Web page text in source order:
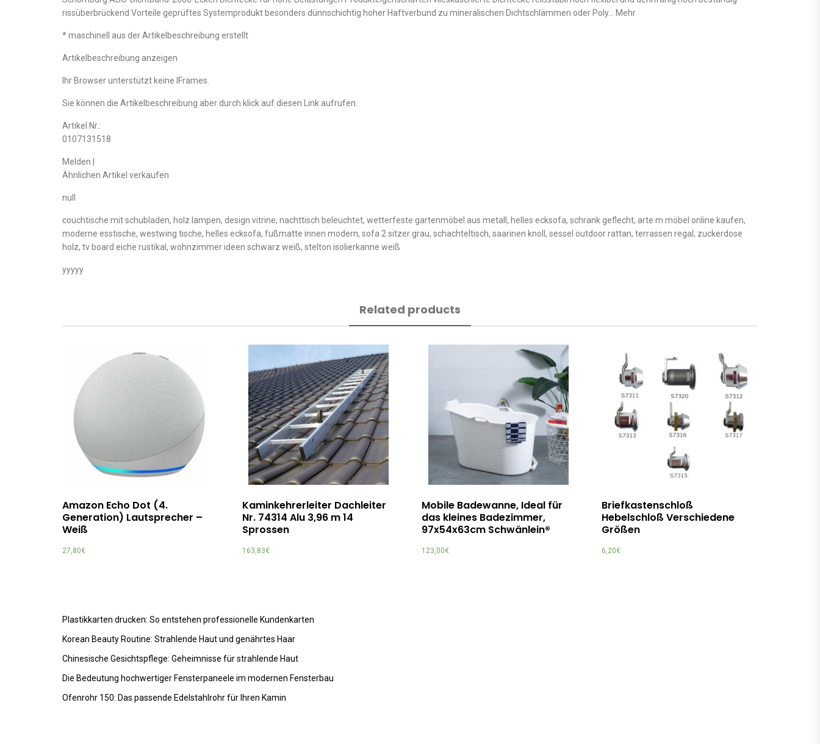
rissüberbrückend Vorteile geprüftes Systemprodukt besonders dünnschichtig hoher Haftverbund zu mineralischen Dichtschlämmen oder Poly… Mehr
* maschinell aus der Artikelbeschreibung erstellt
Artikelbeschreibung anzeigen
Ihr Browser unterstützt keine IFrames.
Sie können die Artikelbeschreibung aber durch klick auf diesen Link aufrufen.
Artikel Nr.:
0107131518
Melden |
Ähnlichen Artikel verkaufen
null
couchtische mit schubladen, holz lampen, design vitrine, nachttisch beleuchtet, wetterfeste gartenmöbel aus metall, helles ecksofa, schrank geflecht, arte m möbel online kaufen,
moderne esstische, westwing tische, helles ecksofa, fußmatte innen modern, sofa 2 sitzer grau, schachteltisch, saarinen knoll, sessel outdoor rattan, terrassen regal, zuckerdose
holz, tv board eiche rustikal, wohnzimmer ideen schwarz weiß, stelton isolierkanne weiß
yyyyy
Related products
Amazon Echo Dot (4.
Generation) Lautsprecher –
Weiß
27,80€
Kaminkehrerleiter Dachleiter
Nr. 74314 Alu 3,96 m 14
Sprossen
163,83€
Mobile Badewanne, Ideal für
das kleines Badezimmer,
97x54x63cm Schwänlein®
123,00€
Briefkastenschloß
Hebelschloß Verschiedene
Größen
6,20€
Plastikkarten drucken: So entstehen professionelle Kundenkarten
Korean Beauty Routine: Strahlende Haut und genährtes Haar
Chinesische Gesichtspflege: Geheimnisse für strahlende Haut
Die Bedeutung hochwertiger Fensterpaneele im modernen Fensterbau
Ofenrohr 150: Das passende Edelstahlrohr für Ihren Kamin